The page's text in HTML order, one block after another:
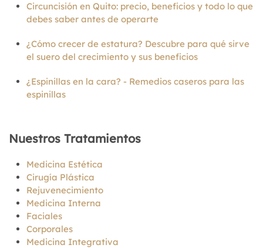
Circuncisión en Quito: precio, beneficios y todo lo que
debes saber antes de operarte
¿Cómo crecer de estatura? Descubre para qué sirve
el suero del crecimiento y sus beneficios
¿Espinillas en la cara? - Remedios caseros para las
espinillas
Nuestros Tratamientos
Medicina Estética
Cirugía Plástica
Rejuvenecimiento
Medicina Interna
Faciales
Corporales
Medicina Integrativa